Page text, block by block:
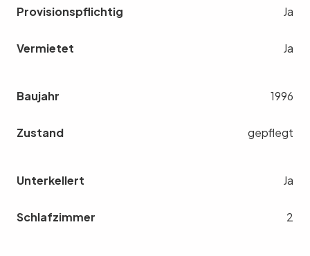
Provisionspflichtig Ja
Vermietet Ja
Baujahr 1996
Zustand gepflegt
Unterkellert Ja
Schlafzimmer 2